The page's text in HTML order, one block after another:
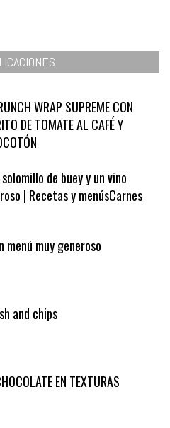
WRAP SUPREME CON
DE TOMATE AL CAFÉ Y
solomillo de buey y un vino
| Recetas y menúsCarnes
menú muy generoso
and chips
EN TEXTURAS